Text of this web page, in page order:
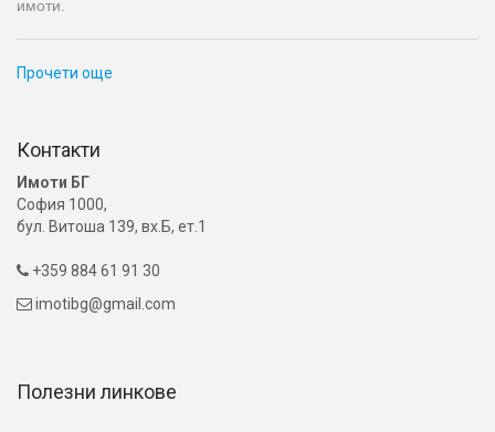
имоти.
Прочети още
Контакти
Имоти БГ
София 1000,
бул. Витоша 139, вх.Б, ет.1
 +359 884 61 91 30
 imotibg@gmail.com
Полезни линкове